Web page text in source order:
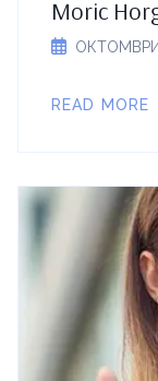
Moric
READ MORE